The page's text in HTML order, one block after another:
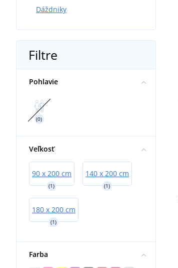
Vankúšiky s potlačou
Dáždniky
Filtre
Pohlavie
(0)
Veľkosť
90 x 200 cm
(1)
140 x 200 cm
(1)
180 x 200 cm
(1)
Farba